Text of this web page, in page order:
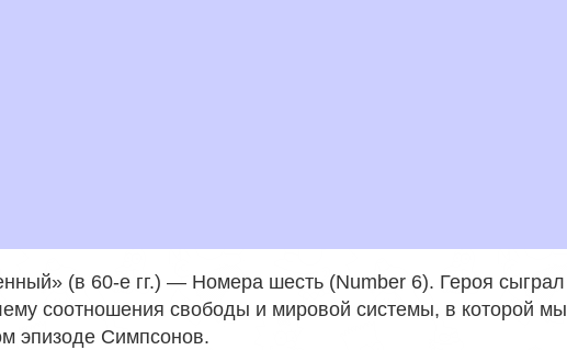
(в 60-е гг.) — Номера шесть (Number 6). Героя сыграл
соотношения свободы и мировой системы, в которой мы
эпизоде Симпсонов.